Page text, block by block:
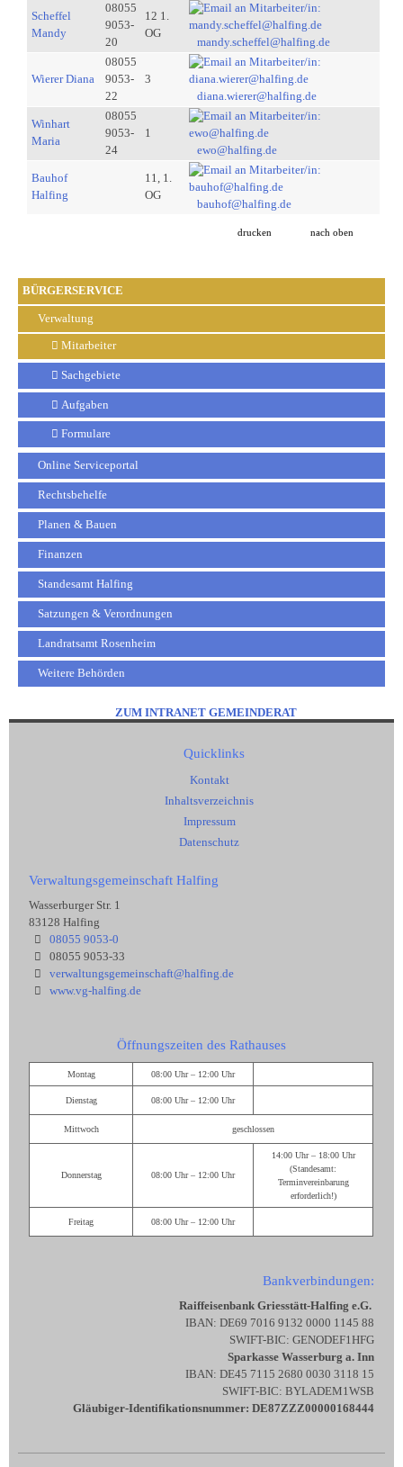
BÜRGERSERVICE
Verwaltung
Mitarbeiter
Sachgebiete
Aufgaben
Formulare
Online Serviceportal
Rechtsbehelfe
Planen & Bauen
Finanzen
Standesamt Halfing
Satzungen & Verordnungen
Landratsamt Rosenheim
Weitere Behörden
Scheffel
Mandy
08055
9053-
20
12 1.
OG
mandy.scheffel@halfing.de
Wierer Diana
08055
9053-
22
3
diana.wierer@halfing.de
Winhart
Maria
08055
9053-
24
1
ewo@halfing.de
Bauhof
Halfing
11, 1.
OG
bauhof@halfing.de
drucken nach oben
ZUM INTRANET GEMEINDERAT
Quicklinks
Kontakt
Inhaltsverzeichnis
Impressum
Datenschutz
Verwaltungsgemeinschaft Halfing
Wasserburger Str. 1
83128 Halfing
08055 9053-0
08055 9053-33
verwaltungsgemeinschaft@halfing.de
www.vg-halfing.de
Öffnungszeiten des Rathauses
Montag 08:00 Uhr – 12:00 Uhr
Dienstag 08:00 Uhr – 12:00 Uhr
Mittwoch geschlossen
Donnerstag 08:00 Uhr – 12:00 Uhr
14:00 Uhr – 18:00 Uhr
(Standesamt:
Terminvereinbarung
erforderlich!)
Freitag 08:00 Uhr – 12:00 Uhr
Bankverbindungen:
Raiffeisenbank Griesstätt-Halfing e.G.
IBAN: DE69 7016 9132 0000 1145 88
SWIFT-BIC: GENODEF1HFG
Sparkasse Wasserburg a. Inn
IBAN: DE45 7115 2680 0030 3118 15
SWIFT-BIC: BYLADEM1WSB
Gläubiger-Identifikationsnummer: DE87ZZZ00000168444